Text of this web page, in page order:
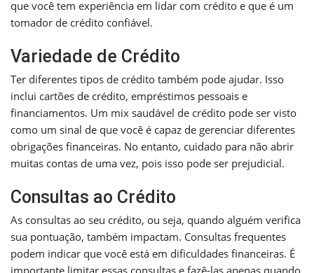
que você tem experiência em lidar com crédito e que é um
tomador de crédito confiável.
Variedade de Crédito
Ter diferentes tipos de crédito também pode ajudar. Isso
inclui cartões de crédito, empréstimos pessoais e
financiamentos. Um mix saudável de crédito pode ser visto
como um sinal de que você é capaz de gerenciar diferentes
obrigações financeiras. No entanto, cuidado para não abrir
muitas contas de uma vez, pois isso pode ser prejudicial.
Consultas ao Crédito
As consultas ao seu crédito, ou seja, quando alguém verifica
sua pontuação, também impactam. Consultas frequentes
podem indicar que você está em dificuldades financeiras. É